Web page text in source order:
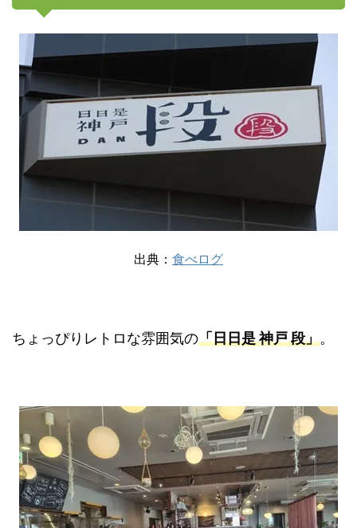
出典： 食べログ
ちょっぴりレトロな雰囲気の「日日是 神戸 段」。